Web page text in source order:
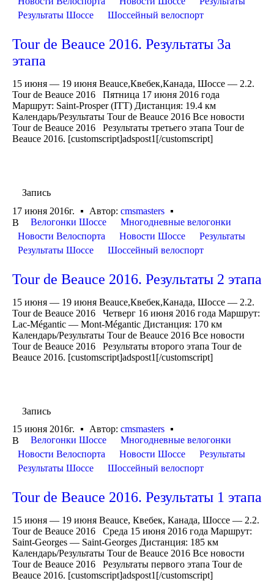
Результаты Шоссе
Шоссейный велоспорт
Tour de Beauce 2016. Результаты 3a
этапа
15 июня — 19 июня Beauce,Квебек,Канада, Шоссе — 2.2.
Tour de Beauce 2016 Пятница 17 июня 2016 года
Маршрут: Saint-Prosper (ITT) Дистанция: 19.4 км
Календарь/Результаты Tour de Beauce 2016 Все новости
Tour de Beauce 2016 Результаты третьего этапа Tour de
Beauce 2016. [customscript]adspost1[/customscript]
Запись
17 июня 2016г.
Автор: cmsmasters
В
Велогонки Шоссе
Многодневные велогонки
Новости Велоспорта
Новости Шоссе
Результаты
Результаты Шоссе
Шоссейный велоспорт
Tour de Beauce 2016. Результаты 2 этапа
15 июня — 19 июня Beauce,Квебек,Канада, Шоссе — 2.2.
Tour de Beauce 2016 Четверг 16 июня 2016 года Маршрут:
Lac-Mégantic — Mont-Mégantic Дистанция: 170 км
Календарь/Результаты Tour de Beauce 2016 Все новости
Tour de Beauce 2016 Результаты второго этапа Tour de
Beauce 2016. [customscript]adspost1[/customscript]
Запись
15 июня 2016г.
Автор: cmsmasters
В
Велогонки Шоссе
Многодневные велогонки
Новости Велоспорта
Новости Шоссе
Результаты
Результаты Шоссе
Шоссейный велоспорт
Tour de Beauce 2016. Результаты 1 этапа
15 июня — 19 июня Beauce, Квебек, Канада, Шоссе — 2.2.
Tour de Beauce 2016 Среда 15 июня 2016 года Маршрут:
Saint-Georges — Saint-Georges Дистанция: 185 км
Календарь/Результаты Tour de Beauce 2016 Все новости
Tour de Beauce 2016 Результаты первого этапа Tour de
Beauce 2016. [customscript]adspost1[/customscript]